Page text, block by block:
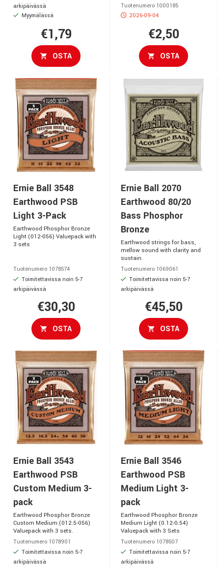
arkipäivässä
Myymälässä
€1,79
OSTA
Tuotenumero 1000185
2026-09-04
€2,50
OSTA
Ernie Ball 3548
Earthwood PSB
Light 3-Pack
Earthwood Phosphor Bronze
Light (012-056) Valuepack with
3 sets
Tuotenumero 1078574
Toimitettavissa noin 5-7
arkipäivässä
€30,30
OSTA
Ernie Ball 2070
Earthwood 80/20
Bass Phosphor
Bronze
Earthwood strings for bass,
mellow sound with clarity and
sustain.
Tuotenumero 1069061
Toimitettavissa noin 5-7
arkipäivässä
€45,50
OSTA
Ernie Ball 3543
Earthwood PSB
Custom Medium 3-
pack
Earthwood Phosphor Bronze
Custom Medium (012.5-056)
Valuepack with 3 sets.
Tuotenumero 1078901
Toimitettavissa noin 5-7
arkipäivässä
Ernie Ball 3546
Earthwood PSB
Medium Light 3-
pack
Earthwood Phosphor Bronze
Medium Light (0.12-0.54)
Valuepack with 3 Sets
Tuotenumero 1078507
Toimitettavissa noin 5-7
arkipäivässä